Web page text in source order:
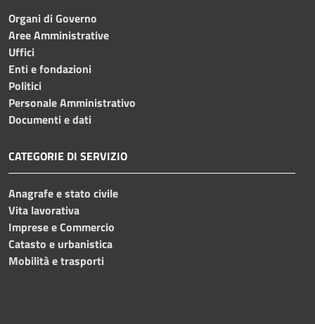
Organi di Governo
Aree Amministrative
Uffici
Enti e fondazioni
Politici
Personale Amministrativo
Documenti e dati
CATEGORIE DI SERVIZIO
Anagrafe e stato civile
Vita lavorativa
Imprese e Commercio
Catasto e urbanistica
Mobilità e trasporti